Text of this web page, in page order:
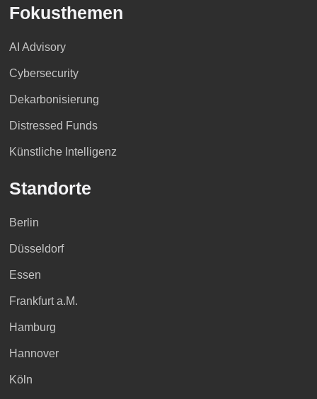
Fokusthemen
AI Advisory
Cybersecurity
Dekarbonisierung
Distressed Funds
Künstliche Intelligenz
Standorte
Berlin
Düsseldorf
Essen
Frankfurt a.M.
Hamburg
Hannover
Köln